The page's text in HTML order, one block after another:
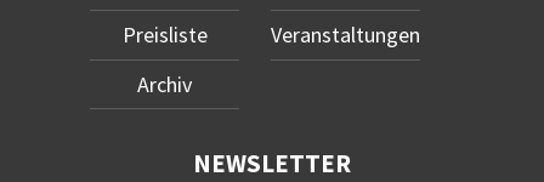
Preisliste
Archiv
Veranstaltungen
NEWSLETTER